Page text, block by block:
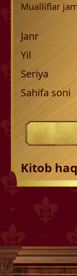
Mualliflar
Janr
Yil
Seriya
Sahifa soni
Kitob